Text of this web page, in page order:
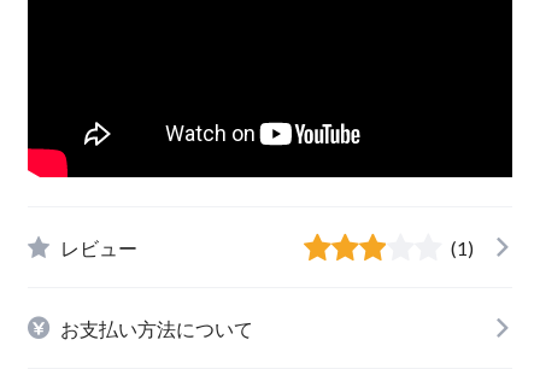
レビュー (1)
お支払い方法について